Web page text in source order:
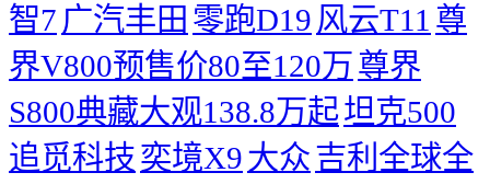
智7 广汽丰田 零跑D19 风云T11 尊
界V800预售价80至120万尊界
S800典藏大观138.8万起坦克500
追觅科技奕境X9大众吉利全球全